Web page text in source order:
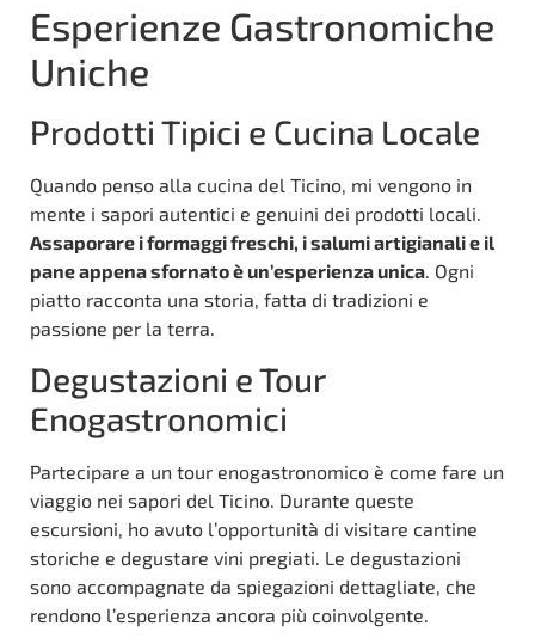
Esperienze Gastronomiche
Uniche
Prodotti Tipici e Cucina Locale
Quando penso alla cucina del Ticino, mi vengono in
mente i sapori autentici e genuini dei prodotti locali.
Assaporare i formaggi freschi, i salumi artigianali e il
pane appena sfornato è un’esperienza unica. Ogni
piatto racconta una storia, fatta di tradizioni e
passione per la terra.
Degustazioni e Tour
Enogastronomici
Partecipare a un tour enogastronomico è come fare un
viaggio nei sapori del Ticino. Durante queste
escursioni, ho avuto l’opportunità di visitare cantine
storiche e degustare vini pregiati. Le degustazioni
sono accompagnate da spiegazioni dettagliate, che
rendono l’esperienza ancora più coinvolgente.